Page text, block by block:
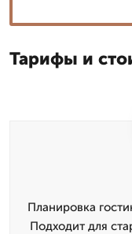
Тарифы и
Планировка
Подходит для